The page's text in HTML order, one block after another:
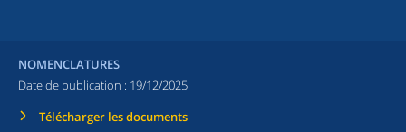
NOMENCLATURES
Date de publication : 19/12/2025
Télécharger les documents